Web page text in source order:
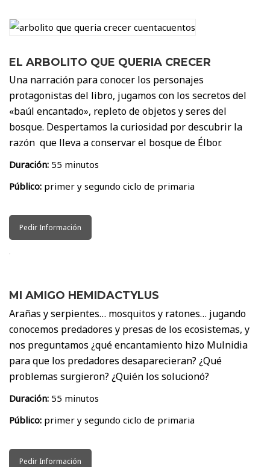
EL ARBOLITO QUE QUERIA CRECER
Una narración para conocer los personajes
protagonistas del libro, jugamos con los secretos del
«baúl encantado», repleto de objetos y seres del
bosque. Despertamos la curiosidad por descubrir la
razón que lleva a conservar el bosque de Élbor.
Duración: 55 minutos
Público: primer y segundo ciclo de primaria
Pedir Información
MI AMIGO HEMIDACTYLUS
Arañas y serpientes… mosquitos y ratones… jugando
conocemos predadores y presas de los ecosistemas, y
nos preguntamos ¿qué encantamiento hizo Mulnidia
para que los predadores desaparecieran? ¿Qué
problemas surgieron? ¿Quién los solucionó?
Duración: 55 minutos
Público: primer y segundo ciclo de primaria
Pedir Información